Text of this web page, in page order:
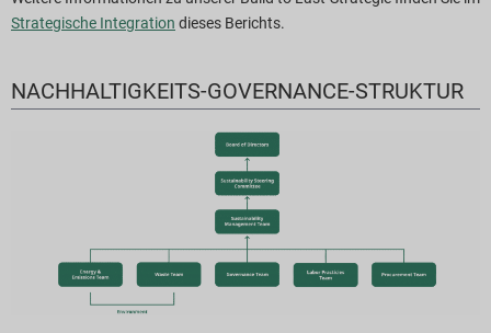
Strategische Integration dieses Berichts.
NACHHALTIGKEITS-GOVERNANCE-STRUKTUR